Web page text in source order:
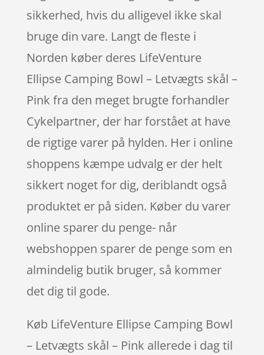
sikkerhed, hvis du alligevel ikke skal
bruge din vare. Langt de fleste i
Norden køber deres LifeVenture
Ellipse Camping Bowl – Letvægts skål –
Pink fra den meget brugte forhandler
Cykelpartner, der har forstået at have
de rigtige varer på hylden. Her i online
shoppens kæmpe udvalg er der helt
sikkert noget for dig, deriblandt også
produktet er på siden. Køber du varer
online sparer du penge- når
webshoppen sparer de penge som en
almindelig butik bruger, så kommer
det dig til gode.
Køb LifeVenture Ellipse Camping Bowl
– Letvægts skål – Pink allerede i dag til